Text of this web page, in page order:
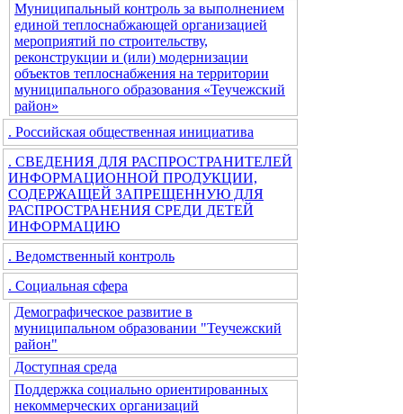
Муниципальный контроль за выполнением
единой теплоснабжающей организацией
мероприятий по строительству,
реконструкции и (или) модернизации
объектов теплоснабжения на территории
муниципального образования «Теучежский
район»
. Российская общественная инициатива
. СВЕДЕНИЯ ДЛЯ РАСПРОСТРАНИТЕЛЕЙ
ИНФОРМАЦИОННОЙ ПРОДУКЦИИ,
СОДЕРЖАЩЕЙ ЗАПРЕЩЕННУЮ ДЛЯ
РАСПРОСТРАНЕНИЯ СРЕДИ ДЕТЕЙ
ИНФОРМАЦИЮ
. Ведомственный контроль
. Социальная сфера
Демографическое развитие в
муниципальном образовании "Теучежский
район"
Доступная среда
Поддержка социально ориентированных
некоммерческих организаций